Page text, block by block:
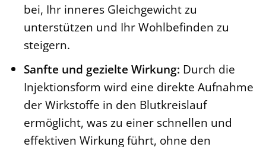
bei, Ihr inneres Gleichgewicht zu
unterstützen und Ihr Wohlbefinden zu
steigern.
Sanfte und gezielte Wirkung: Durch die
Injektionsform wird eine direkte Aufnahme
der Wirkstoffe in den Blutkreislauf
ermöglicht, was zu einer schnellen und
effektiven Wirkung führt, ohne den